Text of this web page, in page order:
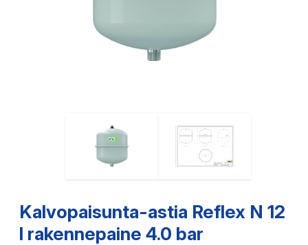
Kalvopaisunta-astia Reflex N 12
l rakennepaine 4.0 bar